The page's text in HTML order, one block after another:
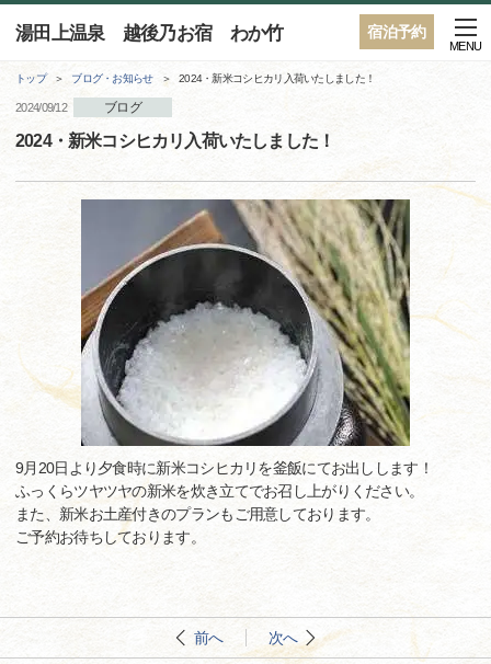
宿泊予約
湯田上温泉 越後乃お宿 わか竹
MENU
トップ ブログ・お知らせ 2024・新米コシヒカリ入荷いたしました！
2024/09/12 ブログ
2024・新米コシヒカリ入荷いたしました！
9月20日より夕食時に新米コシヒカリを釜飯にてお出しします！
ふっくらツヤツヤの新米を炊き立てでお召し上がりください。
また、新米お土産付きのプランもご用意しております。
ご予約お待ちしております。
前へ 次へ